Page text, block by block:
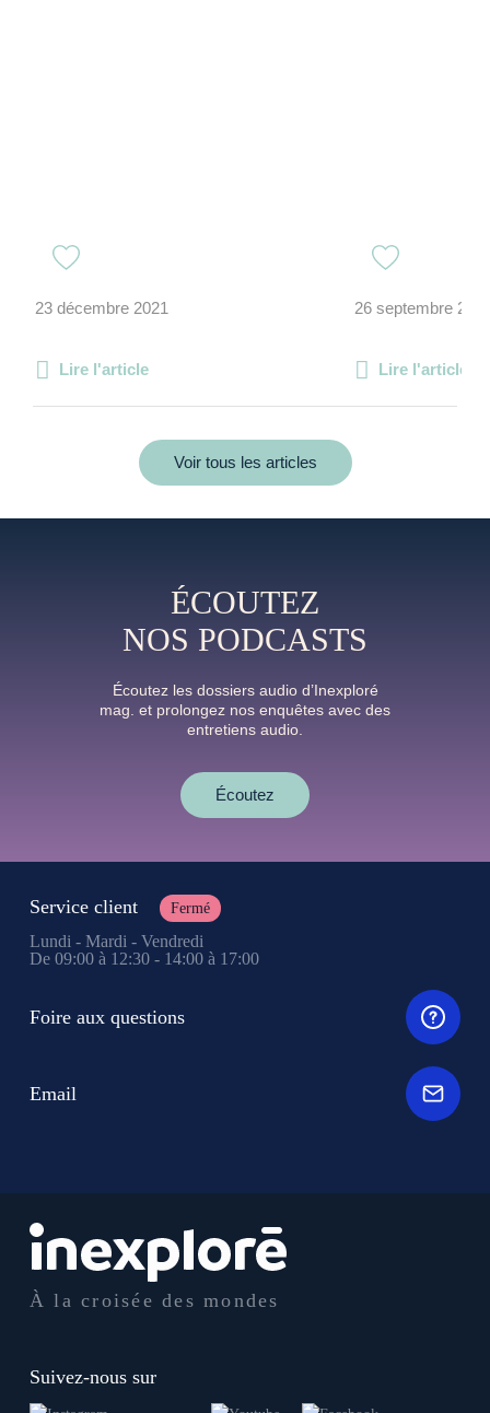
23 décembre 2021
Lire l'article
26 septembre
Lire l'article
Voir tous les articles
ÉCOUTEZ
NOS PODCASTS
Écoutez les dossiers audio d’Inexploré
mag. et prolongez nos enquêtes avec des
entretiens audio.
Écoutez
À la croisée des mondes
Suivez-nous sur
Service client Fermé
Lundi - Mardi - Vendredi
De 09:00 à 12:30 - 14:00 à 17:00
Foire aux questions
Email